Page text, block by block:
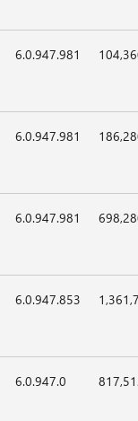
6.0.947.981
6.0.947.981
6.0.947.981
6.0.947.853
6.0.947.0